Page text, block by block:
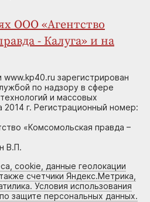
ООО «Агентство
- Калуга» и на
www.kp40.ru зарегистрирован
по надзору в сфере
и массовых
2014 г. Регистрационный номер:
«Комсомольская правда –
В.П.
cookie, данные геолокации
счетчики Яндекс.Метрика,
Условия использования
защите персональных данных.